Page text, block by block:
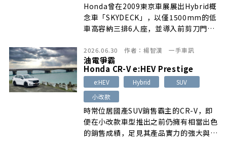
Honda曾在2009東京車展展出Hybrid概
念車「SKYDECK」，以僅1500mm的低
車高容納三排6人座，並導入前剪刀門、
椅，以及配置於中央通道的Hybrid相關
單元。雖然SKYDECK最終沒有量產，但
其低車高、三排6人座與中央配置Hybrid
單元等思路，與後來上市的Honda Jade
存在明顯共通點。
2026.06.30 作者： 楊智漢 一手車訊
油電爭霸
Honda CR-V e:HEV Prestige
e:HEV Hybrid
SUV
小改款
時常位居國產SUV銷售霸主的CR-V，即
便在小改款車型推出之前仍擁有相當出色
的銷售成績，足見其產品實力的強大與